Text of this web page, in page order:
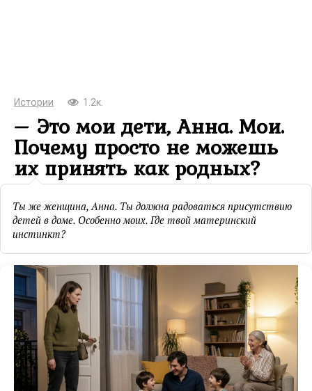
Истории 1.2к.
– Это мои дети, Анна. Мои.
Почему просто не можешь
их принять как родных?
Ты же женщина, Анна. Ты должна радоваться присутствию
детей в доме. Особенно моих. Где твой материнский
инстинкт?